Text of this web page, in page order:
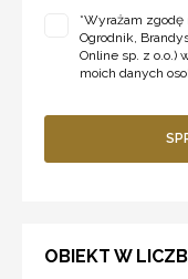
*Wyrażam zgodę
Ogrodnik,
Online sp. z o.o.)
moich danych
OBIEKT W